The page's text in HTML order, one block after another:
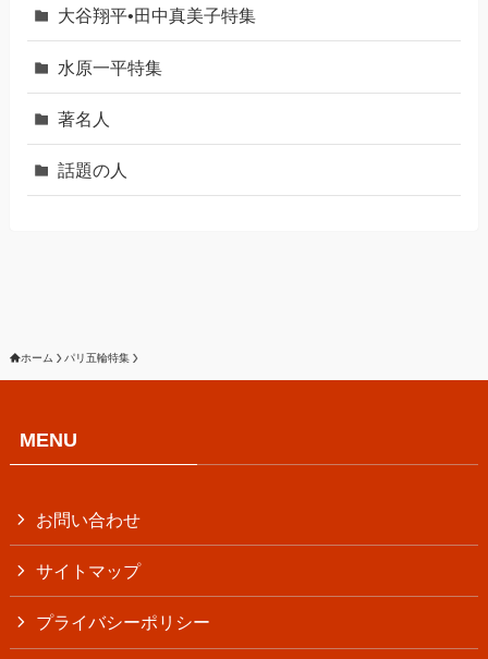
大谷翔平•田中真美子特集
水原一平特集
著名人
話題の人
ホーム パリ五輪特集
MENU
お問い合わせ
サイトマップ
プライバシーポリシー